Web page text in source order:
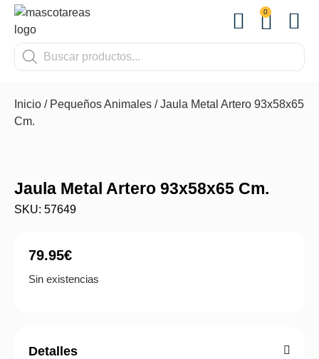
0
Inicio / Pequeños Animales / Jaula Metal Artero 93x58x65
Cm.
Jaula Metal Artero 93x58x65 Cm.
SKU: 57649
79.95€
Sin existencias
Detalles